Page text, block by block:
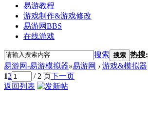
易游教程
游戏制作&游戏修改
易游网BBS
在线游戏
搜索 搜索 热搜:
易游网-易游模拟器»易游网 › 游戏&模拟器
12 / 2 页下一页
返回列表